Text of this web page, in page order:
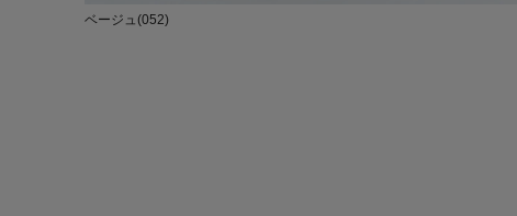
ベージュ(052)